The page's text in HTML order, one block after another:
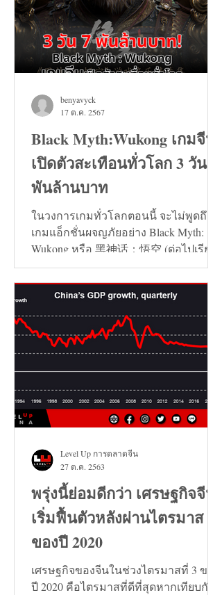
Black Myth:Wukong เกมจีน
เปิดตัวสะเทือนทั่วโลก 3 วัน 7
พันล้านบาท
ในวงการเกมทั่วโลกตอนนี้ จะไม่พูดถึง
เกมแอ็กชั่นผจญภัยอย่าง Black Myth:
Wukong หรือ 黑神话：悟空 (ต่อไปเรียก
ว่า เกมหงอคง) ไม่ได้เลย...
benyavyck
17 ต.ค. 2567
พรุ่งนี้ย่อมดีกว่า เศรษฐกิจจีน
เริ่มฟื้นตัวหลังผ่านไตรมาส 3
ของปี 2020
เศรษฐกิจของจีนในช่วงไตรมาสที่ 3 ของ
ปี 2020 คือไตรมาสที่ดีที่สุดหากเทียบกัน
Level Up การตลาดจีน
27 ต.ค. 2563